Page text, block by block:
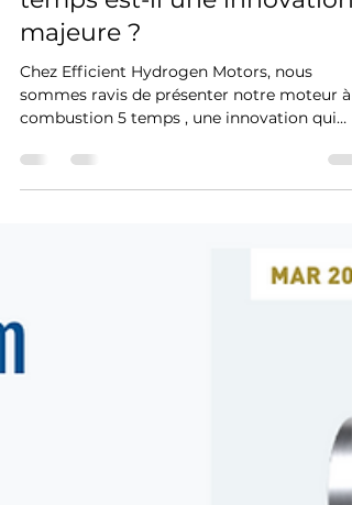
Pourquoi le moteur EHM 5
temps est-il une innovation
majeure ?
Chez Efficient Hydrogen Motors, nous
combustion 5 temps , une innovation qui